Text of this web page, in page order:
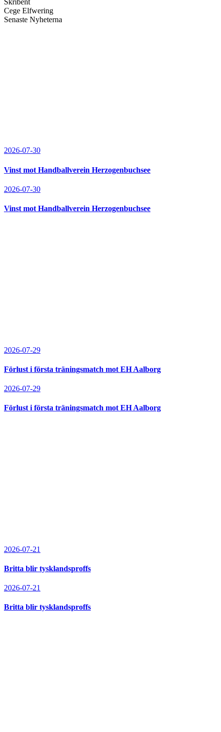
Skribent
Cege Elfwering
Senaste Nyheterna
2026-07-30
Vinst mot Handballverein Herzogenbuchsee
2026-07-30
Vinst mot Handballverein Herzogenbuchsee
2026-07-29
Förlust i första träningsmatch mot EH Aalborg
2026-07-29
Förlust i första träningsmatch mot EH Aalborg
2026-07-21
Britta blir tysklandsproffs
2026-07-21
Britta blir tysklandsproffs